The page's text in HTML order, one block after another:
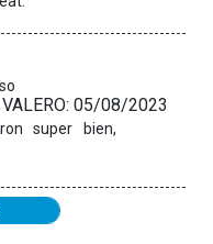
05/08/2023
super bien,